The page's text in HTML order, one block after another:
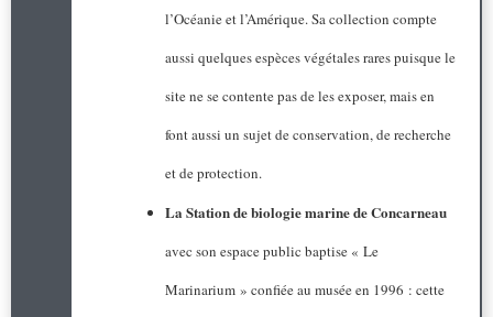
l’Océanie et l’Amérique. Sa collection compte
aussi quelques espèces végétales rares puisque le
site ne se contente pas de les exposer, mais en
font aussi un sujet de conservation, de recherche
et de protection.
La Station de biologie marine de Concarneau
avec son espace public baptise « Le
Marinarium » confiée au musée en 1996 : cette